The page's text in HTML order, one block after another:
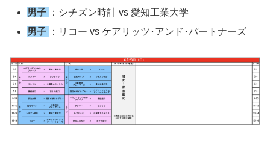
男子
：シチズン時計 vs 愛知工業大学
男子
：リコー vs ケアリッツ･アンド･パートナーズ